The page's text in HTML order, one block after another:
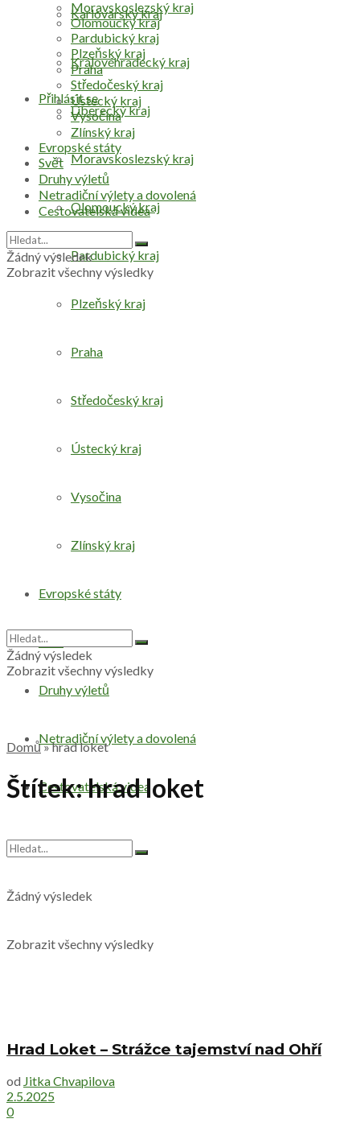
Přihlásit se
Karlovarský kraj
Královéhradecký kraj
Liberecký kraj
Moravskoslezský kraj
Olomoucký kraj
Pardubický kraj
Plzeňský kraj
Praha
Středočeský kraj
Ústecký kraj
Vysočina
Zlínský kraj
Evropské státy
Svět
Druhy výletů
Netradiční výlety a dovolená
Cestovatelská videa
Žádný výsledek
Zobrazit všechny výsledky
Moravskoslezský kraj
Olomoucký kraj
Pardubický kraj
Plzeňský kraj
Praha
Středočeský kraj
Ústecký kraj
Vysočina
Zlínský kraj
Evropské státy
Svět
Druhy výletů
Netradiční výlety a dovolená
Cestovatelská videa
Žádný výsledek
Zobrazit všechny výsledky
Žádný výsledek
Zobrazit všechny výsledky
Domů»hrad loket
Štítek:hrad loket
Hrad Loket – Strážce tajemství nad Ohří
od Jitka Chvapilova
2.5.2025
0